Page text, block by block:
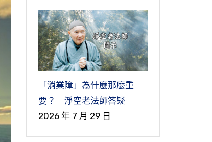
「消業障」為什麼那麼重
要？｜淨空老法師答疑
2026 年 7 月 29 日